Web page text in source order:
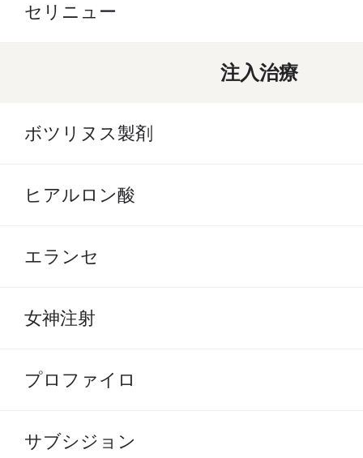
セリニュー
注入治療
ボツリヌス製剤
ヒアルロン酸
エランセ
女神注射
プロファイロ
サブシジョン